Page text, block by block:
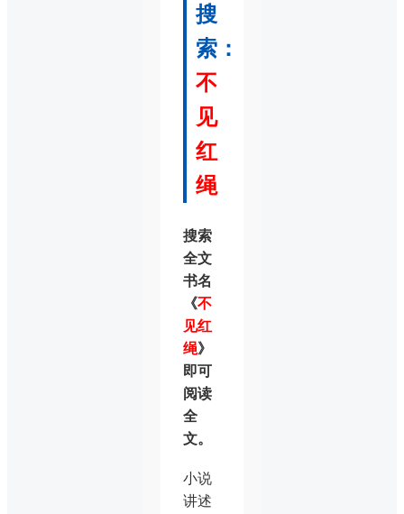
搜
索：
不
见
红
绳
搜索
全文
书名
《不
见红
绳》
即可
阅读
全
文。
小说
讲述